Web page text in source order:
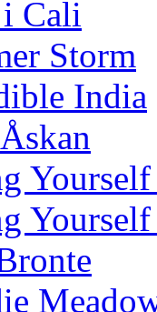
Cali
Storm
India
Yourself